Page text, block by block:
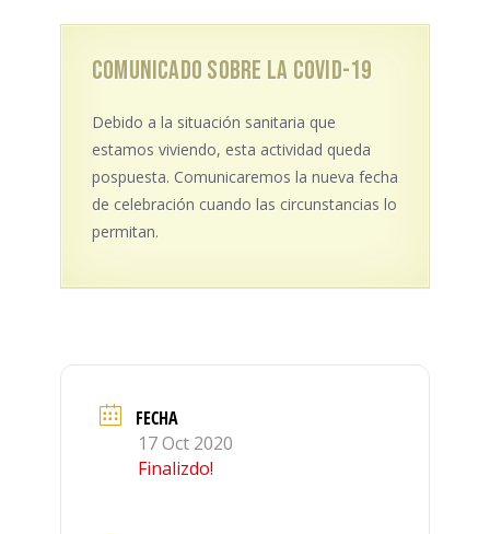
Comunicado sobre la covid-19
Debido a la situación sanitaria que
estamos viviendo, esta actividad queda
pospuesta. Comunicaremos la nueva fecha
de celebración cuando las circunstancias lo
permitan.
FECHA
17 Oct 2020
Finalizdo!